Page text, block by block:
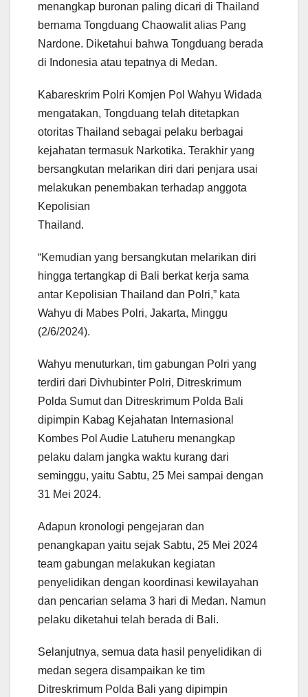
menangkap buronan paling dicari di Thailand
bernama Tongduang Chaowalit alias Pang
Nardone. Diketahui bahwa Tongduang berada
di Indonesia atau tepatnya di Medan.
Kabareskrim Polri Komjen Pol Wahyu Widada
mengatakan, Tongduang telah ditetapkan
otoritas Thailand sebagai pelaku berbagai
kejahatan termasuk Narkotika. Terakhir yang
bersangkutan melarikan diri dari penjara usai
melakukan penembakan terhadap anggota
Kepolisian
Thailand.
“Kemudian yang bersangkutan melarikan diri
hingga tertangkap di Bali berkat kerja sama
antar Kepolisian Thailand dan Polri,” kata
Wahyu di Mabes Polri, Jakarta, Minggu
(2/6/2024).
Wahyu menuturkan, tim gabungan Polri yang
terdiri dari Divhubinter Polri, Ditreskrimum
Polda Sumut dan Ditreskrimum Polda Bali
dipimpin Kabag Kejahatan Internasional
Kombes Pol Audie Latuheru menangkap
pelaku dalam jangka waktu kurang dari
seminggu, yaitu Sabtu, 25 Mei sampai dengan
31 Mei 2024.
Adapun kronologi pengejaran dan
penangkapan yaitu sejak Sabtu, 25 Mei 2024
team gabungan melakukan kegiatan
penyelidikan dengan koordinasi kewilayahan
dan pencarian selama 3 hari di Medan. Namun
pelaku diketahui telah berada di Bali.
Selanjutnya, semua data hasil penyelidikan di
medan segera disampaikan ke tim
Ditreskrimum Polda Bali yang dipimpin